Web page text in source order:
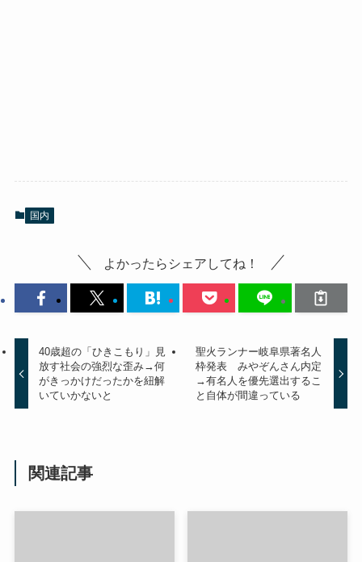
国内
よかったらシェアしてね！
40歳超の「ひきこもり」見
放す社会の強烈な歪み→何
がきっかけだったかを紐解
いていかないと
聖火ランナー岐阜県著名人
枠発表 みやぞんさん内定
→有名人を優先選出するこ
と自体が間違っている
関連記事